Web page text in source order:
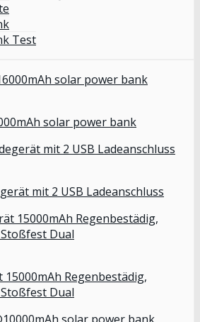
Test
solar power bank
mit 2 USB Ladeanschluss
Regenbestädig,
Dual